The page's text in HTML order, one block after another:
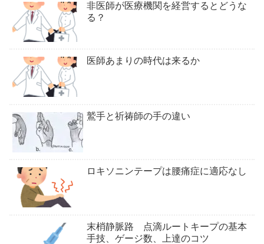
非医師が医療機関を経営するとどうな
る？
医師あまりの時代は来るか
鷲手と祈祷師の手の違い
ロキソニンテープは腰痛症に適応なし
末梢静脈路 点滴ルートキープの基本
手技、ゲージ数、上達のコツ